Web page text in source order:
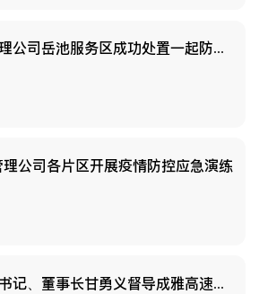
服务区经营管理公司岳池服务区成功处置一起防疫扫码异常事件
公司各片区开展疫情防控应急演练
成渝公司党委书记、董事长甘勇义督导成雅高速新津服务区疫情防控工作